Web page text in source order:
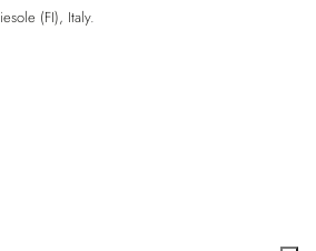
(FI), Italy.